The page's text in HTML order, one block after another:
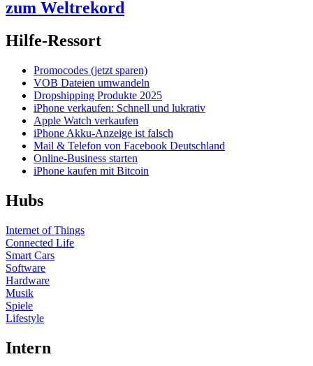
zum Weltrekord
Hilfe-Ressort
Promocodes (jetzt sparen)
VOB Dateien umwandeln
Dropshipping Produkte 2025
iPhone verkaufen: Schnell und lukrativ
Apple Watch verkaufen
iPhone Akku-Anzeige ist falsch
Mail & Telefon von Facebook Deutschland
Online-Business starten
iPhone kaufen mit Bitcoin
Hubs
Internet of Things
Connected Life
Smart Cars
Software
Hardware
Musik
Spiele
Lifestyle
Intern